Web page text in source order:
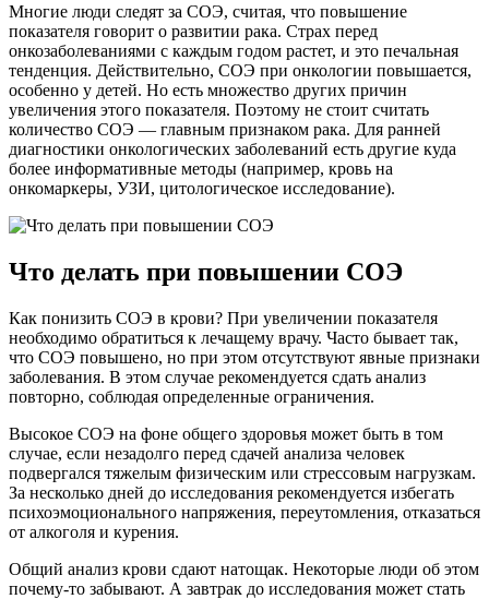
Многие люди следят за СОЭ, считая, что повышение
показателя говорит о развитии рака. Страх перед
онкозаболеваниями с каждым годом растет, и это печальная
тенденция. Действительно, СОЭ при онкологии повышается,
особенно у детей. Но есть множество других причин
увеличения этого показателя. Поэтому не стоит считать
количество СОЭ — главным признаком рака. Для ранней
диагностики онкологических заболеваний есть другие куда
более информативные методы (например, кровь на
онкомаркеры, УЗИ, цитологическое исследование).
Что делать при повышении СОЭ
Как понизить СОЭ в крови? При увеличении показателя
необходимо обратиться к лечащему врачу. Часто бывает так,
что СОЭ повышено, но при этом отсутствуют явные признаки
заболевания. В этом случае рекомендуется сдать анализ
повторно, соблюдая определенные ограничения.
Высокое СОЭ на фоне общего здоровья может быть в том
случае, если незадолго перед сдачей анализа человек
подвергался тяжелым физическим или стрессовым нагрузкам.
За несколько дней до исследования рекомендуется избегать
психоэмоционального напряжения, переутомления, отказаться
от алкоголя и курения.
Общий анализ крови сдают натощак. Некоторые люди об этом
почему-то забывают. А завтрак до исследования может стать